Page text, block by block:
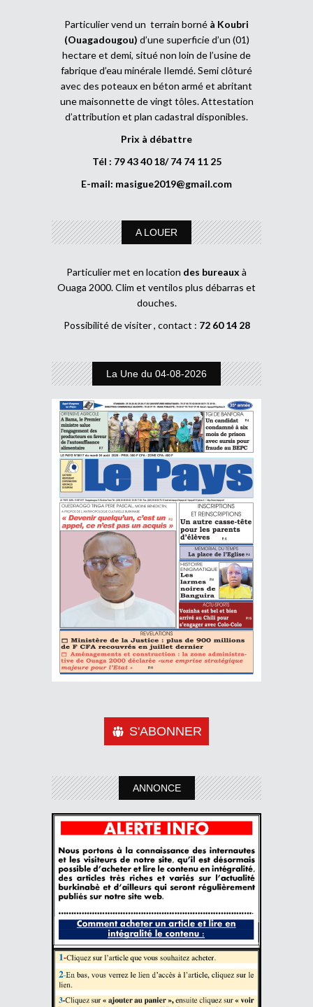
Particulier vend un terrain borné à Koubri
(Ouagadougou) d’une superficie d’un (01)
hectare et demi, situé non loin de l’usine de
fabrique d’eau minérale Ilemdé. Semi clôturé
avec des poteaux en béton armé et abritant
une maisonnette de vingt tôles. Attestation
d’attribution et plan cadastral disponibles.
Prix à débattre
Tél : 79 43 40 18/ 74 74 11 25
E-mail: masigue2019@gmail.com
A LOUER
Particulier met en location des bureaux à
Ouaga 2000. Clim et ventilos plus débarras et
douches.
Possibilité de visiter , contact : 72 60 14 28
La Une du 04-08-2026
S'ABONNER
ANNONCE